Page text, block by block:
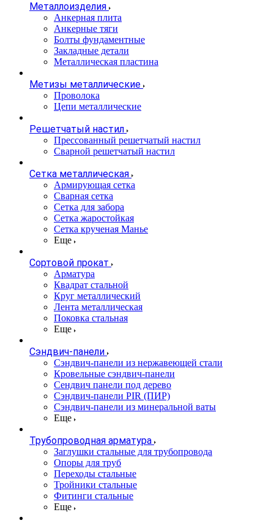
Металлоизделия
Анкерная плита
Анкерные тяги
Болты фундаментные
Закладные детали
Металлическая пластина
Метизы металлические
Проволока
Цепи металлические
Решетчатый настил
Прессованный решетчатый настил
Сварной решетчатый настил
Сетка металлическая
Армирующая сетка
Сварная сетка
Сетка для забора
Сетка жаростойкая
Сетка крученая Манье
Еще
Сортовой прокат
Арматура
Квадрат стальной
Круг металлический
Лента металлическая
Поковка стальная
Еще
Сэндвич-панели
Cэндвич-панели из нержавеющей стали
Кровельные сэндвич-панели
Сендвич панели под дерево
Сэндвич-панели PIR (ПИР)
Сэндвич-панели из минеральной ваты
Еще
Трубопроводная арматура
Заглушки стальные для трубопровода
Опоры для труб
Переходы стальные
Тройники стальные
Фитинги стальные
Еще